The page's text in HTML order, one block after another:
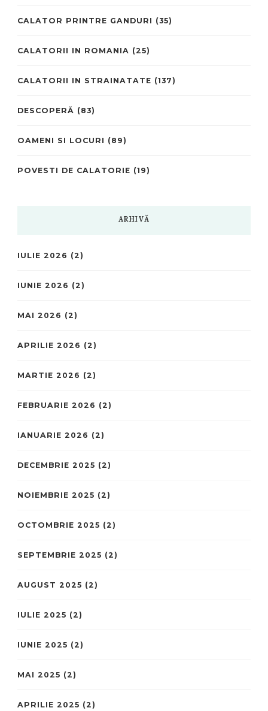
CALATOR PRINTRE GANDURI (35)
CALATORII IN ROMANIA (25)
CALATORII IN STRAINATATE (137)
DESCOPERĂ (83)
OAMENI SI LOCURI (89)
POVESTI DE CALATORIE (19)
ARHIVĂ
IULIE 2026 (2)
IUNIE 2026 (2)
MAI 2026 (2)
APRILIE 2026 (2)
MARTIE 2026 (2)
FEBRUARIE 2026 (2)
IANUARIE 2026 (2)
DECEMBRIE 2025 (2)
NOIEMBRIE 2025 (2)
OCTOMBRIE 2025 (2)
SEPTEMBRIE 2025 (2)
AUGUST 2025 (2)
IULIE 2025 (2)
IUNIE 2025 (2)
MAI 2025 (2)
APRILIE 2025 (2)